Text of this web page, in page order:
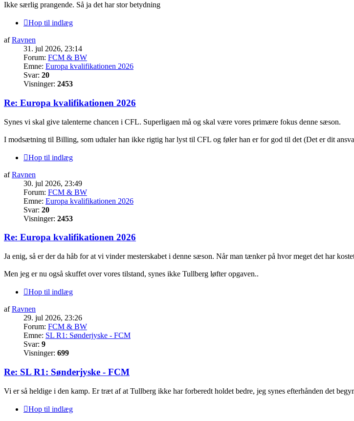
Ikke særlig prangende. Så ja det har stor betydning
Hop til indlæg
afRavnen
31. jul 2026, 23:14
Forum: FCM & BW
Emne: Europa kvalifikationen 2026
Svar: 20
Visninger: 2453
Re: Europa kvalifikationen 2026
Synes vi skal give talenterne chancen i CFL. Superligaen må og skal være vores primære fokus denne sæson.
I modsætning til Billing, som udtaler han ikke rigtig har lyst til CFL og føler han er for god til det (Det er dit
Hop til indlæg
afRavnen
30. jul 2026, 23:49
Forum: FCM & BW
Emne: Europa kvalifikationen 2026
Svar: 20
Visninger: 2453
Re: Europa kvalifikationen 2026
Ja enig, så er der da håb for at vi vinder mesterskabet i denne sæson. Når man tænker på hvor meget det har
Men jeg er nu også skuffet over vores tilstand, synes ikke Tullberg løfter opgaven..
Hop til indlæg
afRavnen
29. jul 2026, 23:26
Forum: FCM & BW
Emne: SL R1: Sønderjyske - FCM
Svar: 9
Visninger: 699
Re: SL R1: Sønderjyske - FCM
Vi er så heldige i den kamp. Er træt af at Tullberg ikke har forberedt holdet bedre, jeg synes efterhånden det
Hop til indlæg